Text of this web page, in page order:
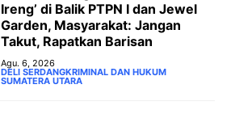
Ireng’ di Balik PTPN I dan Jewel
Garden, Masyarakat: Jangan
Takut, Rapatkan Barisan
Agu. 6, 2026
DELI SERDANGKRIMINAL DAN HUKUM
SUMATERA UTARA